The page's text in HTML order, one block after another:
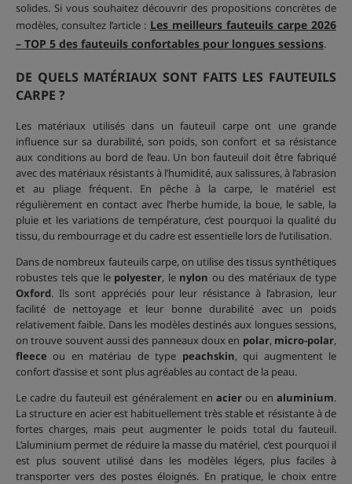
solides. Si vous souhaitez découvrir des propositions concrètes de
modèles, consultez l’article : Les meilleurs fauteuils carpe 2026
– TOP 5 des fauteuils confortables pour longues sessions.
DE QUELS MATÉRIAUX SONT FAITS LES FAUTEUILS
CARPE ?
Les matériaux utilisés dans un fauteuil carpe ont une grande
influence sur sa durabilité, son poids, son confort et sa résistance
aux conditions au bord de l’eau. Un bon fauteuil doit être fabriqué
avec des matériaux résistants à l’humidité, aux salissures, à l’abrasion
et au pliage fréquent. En pêche à la carpe, le matériel est
régulièrement en contact avec l’herbe humide, la boue, le sable, la
pluie et les variations de température, c’est pourquoi la qualité du
tissu, du rembourrage et du cadre est essentielle lors de l’utilisation.
Dans de nombreux fauteuils carpe, on utilise des tissus synthétiques
robustes tels que le polyester, le nylon ou des matériaux de type
Oxford. Ils sont appréciés pour leur résistance à l’abrasion, leur
facilité de nettoyage et leur bonne durabilité avec un poids
relativement faible. Dans les modèles destinés aux longues sessions,
on trouve souvent aussi des panneaux doux en polar, micro-polar,
fleece ou en matériau de type peachskin, qui augmentent le
confort d’assise et sont plus agréables au contact de la peau.
Le cadre du fauteuil est généralement enacier ou enaluminium.
La structure en acier est habituellement très stable et résistante à de
fortes charges, mais peut augmenter le poids total du fauteuil.
L’aluminium permet de réduire la masse du matériel, c’est pourquoi il
est plus souvent utilisé dans les modèles légers, plus faciles à
transporter vers des postes éloignés. En pratique, le choix entre